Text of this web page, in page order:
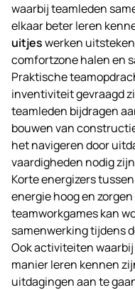
waarbij teamleden
elkaar beter leren
uitjeswerken
comfortzone halen en
Praktische
inventiviteit gevraagd
teamleden bijdragen
bouwen van
het navigeren door
vaardigheden nodig
Korte energizers
energie hoog en
teamworkgames kan
samenwerking tijdens
Ook activiteiten
manier leren kennen
uitdagingen aan te